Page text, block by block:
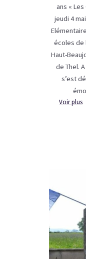
ans «
jeudi 4
écoles de
Haut-
de Thel.
s’est
Voir plus: